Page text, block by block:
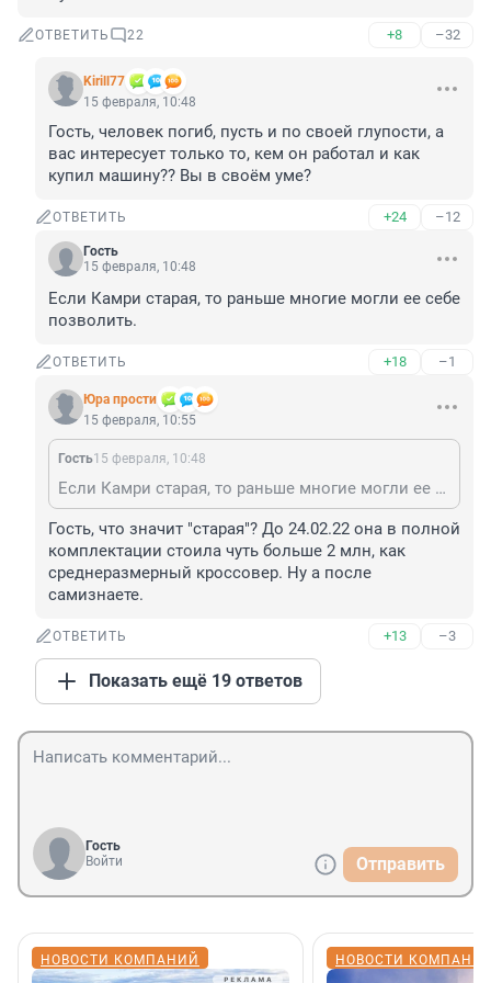
ОТВЕТИТЬ 22 +8 –32
Kirill77
15 февраля, 10:48
Гость, человек погиб, пусть и по своей глупости, а
вас интересует только то, кем он работал и как
купил машину?? Вы в своём уме?
ОТВЕТИТЬ +24 –12
Гость
15 февраля, 10:48
Если Камри старая, то раньше многие могли ее себе
позволить.
ОТВЕТИТЬ +18 –1
Юра прости
15 февраля, 10:55
Гость15 февраля, 10:48
Если Камри старая, то раньше многие могли ее себе позволить.
Гость, что значит "старая"? До 24.02.22 она в полной
комплектации стоила чуть больше 2 млн, как
среднеразмерный кроссовер. Ну а после
самизнаете.
ОТВЕТИТЬ +13 –3
Показать ещё 19 ответов
Гость
Войти
Отправить
НОВОСТИ КОМПАНИЙ НОВОСТИ